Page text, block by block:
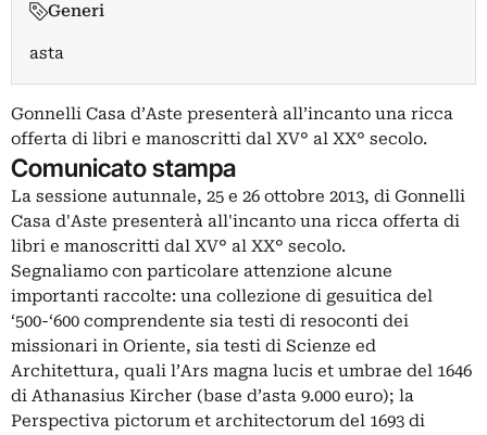
Generi
asta
Gonnelli Casa d’Aste presenterà all’incanto una ricca
offerta di libri e manoscritti dal XV° al XX° secolo.
Comunicato stampa
La sessione autunnale, 25 e 26 ottobre 2013, di Gonnelli
Casa d'Aste presenterà all'incanto una ricca offerta di
libri e manoscritti dal XV° al XX° secolo.
Segnaliamo con particolare attenzione alcune
importanti raccolte: una collezione di gesuitica del
‘500-‘600 comprendente sia testi di resoconti dei
missionari in Oriente, sia testi di Scienze ed
Architettura, quali l’Ars magna lucis et umbrae del 1646
di Athanasius Kircher (base d’asta 9.000 euro); la
Perspectiva pictorum et architectorum del 1693 di